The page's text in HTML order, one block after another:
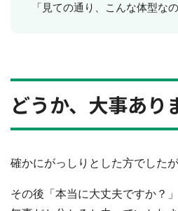
「見ての通り、こんな体型な
どうか、大事あり
確かにがっしりとした方でしたが
その後「本当に大丈夫ですか？